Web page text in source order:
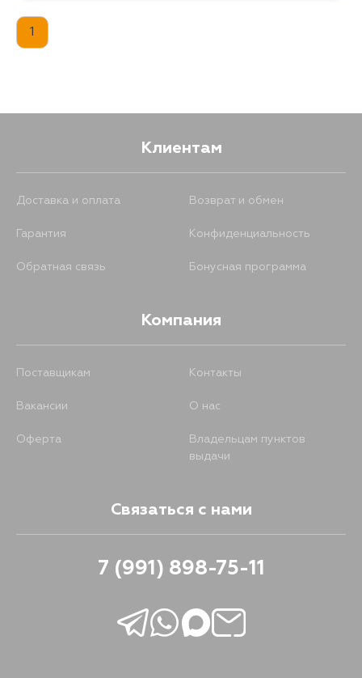
1
Клиентам
Доставка и оплата Возврат и обмен
Гарантия Конфиденциальность
Обратная связь Бонусная программа
Компания
Поставщикам Контакты
Вакансии О нас
Оферта
Владельцам пунктов
выдачи
Связаться с нами
7 (991) 898-75-11